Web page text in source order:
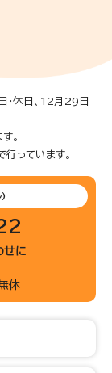
休日、12月29日
。
っています。
)
せに
休